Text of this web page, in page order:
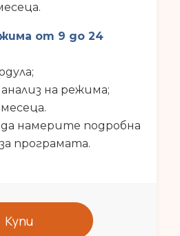
от 9 до 24
на режима;
намерите подробна
програмата.
Купи